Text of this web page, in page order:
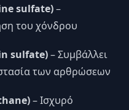
sulfate)–
του χόνδρου
sulfate)– Συμβάλλει
των αρθρώσεων
– Ισχυρό